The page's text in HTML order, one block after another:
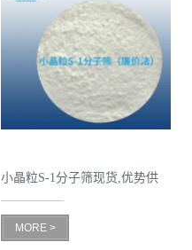
小晶粒S-1分子筛现货,优势供
应
MORE >